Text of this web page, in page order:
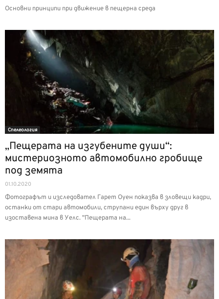
Основни принципи при движение в пещерна среда
Спелеология
„Пещерата на изгубените души“:
мистериозното автомобилно гробище
под земята
01.10.2020
Фотографът и изследовател Гарет Оуен показва в зловещи кадри,
останки от стари автомобили, струпани един върху друг в
изоставена мина в Уелс. "Пещерата на...